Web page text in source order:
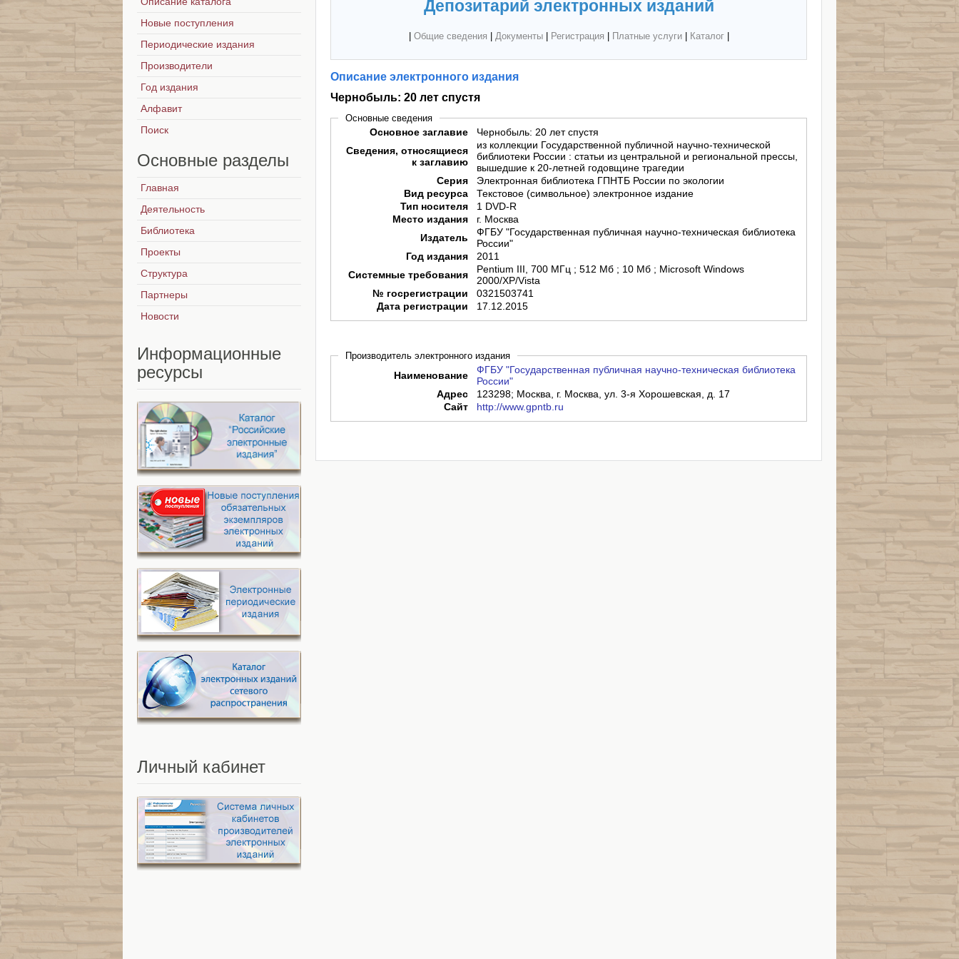
Депозитарий электронных изданий
Общие сведения Документы| Регистрация Платные услуги| Каталог|
Описание электронного издания
Чернобыль: 20 лет спустя
Основные сведения
Основное заглавие
Чернобыль: 20 лет спустя
Сведения, относящиеся
к заглавию
из коллекции Государственной публичной научно-технической
библиотеки России : статьи из центральной и региональной прессы,
вышедшие к 20-летней годовщине трагедии
Серия
Электронная библиотека ГПНТБ России по экологии
Вид ресурса
Текстовое (символьное) электронное издание
Тип носителя
1 DVD-R
Место издания
г. Москва
Издатель
ФГБУ "Государственная публичная научно-техническая библиотека
России"
Год издания
2011
Системные требования
Pentium III, 700 МГц ; 512 Мб ; 10 Мб ; Microsoft Windows
2000/XP/Vista
№ госрегистрации
0321503741
Дата регистрации
17.12.2015
Производитель электронного издания
Наименование
ФГБУ "Государственная публичная научно-техническая библиотека
России"
Адрес
123298; Москва, г. Москва, ул. 3-я Хорошевская, д. 17
Сайт
http://www.gpntb.ru
Новые поступления
Периодические издания
Производители
Год издания
Алфавит
Поиск
Основные разделы
Главная
Деятельность
Библиотека
Проекты
Структура
Партнеры
Новости
Информационные
ресурсы
Личный кабинет